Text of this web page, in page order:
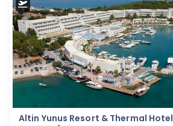
Altin Yunus Resort & Thermal Hotel